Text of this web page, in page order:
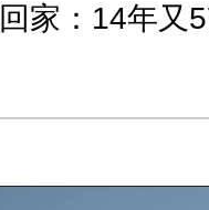
家：14年又